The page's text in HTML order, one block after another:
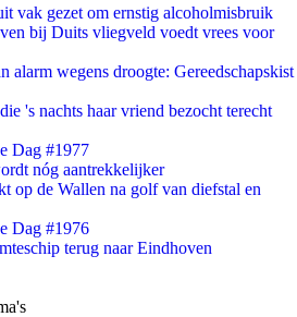
vak gezet om ernstig alcoholmisbruik
bij Duits vliegveld voedt vrees voor
alarm wegens droogte: Gereedschapskist
's nachts haar vriend bezocht terecht
Dag #1977
nóg aantrekkelijker
op de Wallen na golf van diefstal en
Dag #1976
terug naar Eindhoven